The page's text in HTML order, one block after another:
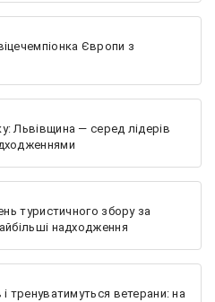
Європи з
Львівщина — серед лідерів
туристичного збору за
надходження
тренуватимуться ветерани: на